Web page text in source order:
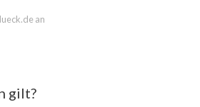
an
gilt?